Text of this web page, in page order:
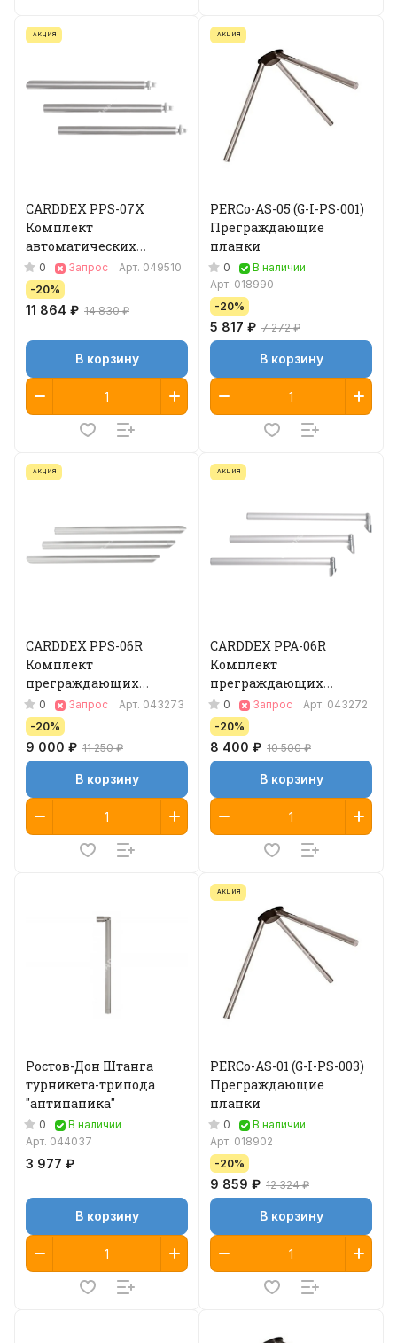
АКЦИЯ
CARDDEX PPS-07X
Комплект
автоматических
преграждающих
планок Антипаника
0 Запрос Арт. 049510
-20%
11 864 ₽ 14 830 ₽
В корзину
АКЦИЯ
PERCo-AS-05 (G-I-PS-001)
Преграждающие
планки
0
В наличии
Арт. 018990
-20%
5 817 ₽ 7 272 ₽
В корзину
АКЦИЯ
CARDDEX PPS-06R
Комплект
преграждающих
планок Антипаника
0 Запрос Арт. 043273
-20%
9 000 ₽ 11 250 ₽
В корзину
АКЦИЯ
CARDDEX PPA-06R
Комплект
преграждающих
планок Антипаника
0 Запрос Арт. 043272
-20%
8 400 ₽ 10 500 ₽
В корзину
Ростов-Дон Штанга
турникета-трипода
"антипаника"
0
В наличии
Арт. 044037
3 977 ₽
В корзину
АКЦИЯ
PERCo-AS-01 (G-I-PS-003)
Преграждающие
планки
0
В наличии
Арт. 018902
-20%
9 859 ₽ 12 324 ₽
В корзину